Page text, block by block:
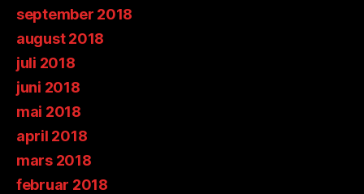
september 2018
august 2018
juli 2018
juni 2018
mai 2018
april 2018
mars 2018
februar 2018